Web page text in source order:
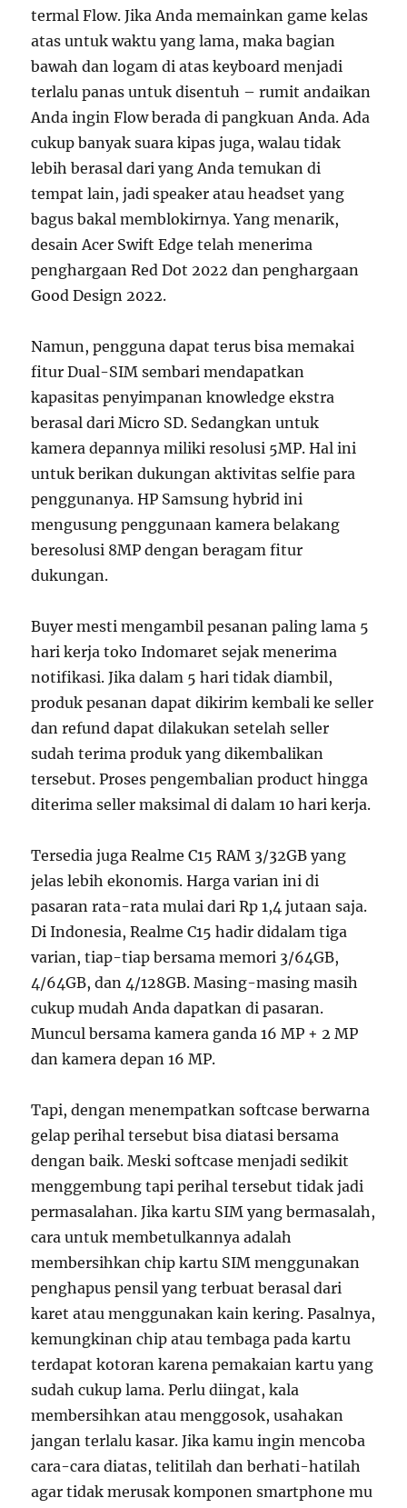
termal Flow. Jika Anda memainkan game kelas
atas untuk waktu yang lama, maka bagian
bawah dan logam di atas keyboard menjadi
terlalu panas untuk disentuh – rumit andaikan
Anda ingin Flow berada di pangkuan Anda. Ada
cukup banyak suara kipas juga, walau tidak
lebih berasal dari yang Anda temukan di
tempat lain, jadi speaker atau headset yang
bagus bakal memblokirnya. Yang menarik,
desain Acer Swift Edge telah menerima
penghargaan Red Dot 2022 dan penghargaan
Good Design 2022.
Namun, pengguna dapat terus bisa memakai
fitur Dual-SIM sembari mendapatkan
kapasitas penyimpanan knowledge ekstra
berasal dari Micro SD. Sedangkan untuk
kamera depannya miliki resolusi 5MP. Hal ini
untuk berikan dukungan aktivitas selfie para
penggunanya. HP Samsung hybrid ini
mengusung penggunaan kamera belakang
beresolusi 8MP dengan beragam fitur
dukungan.
Buyer mesti mengambil pesanan paling lama 5
hari kerja toko Indomaret sejak menerima
notifikasi. Jika dalam 5 hari tidak diambil,
produk pesanan dapat dikirim kembali ke seller
dan refund dapat dilakukan setelah seller
sudah terima produk yang dikembalikan
tersebut. Proses pengembalian product hingga
diterima seller maksimal di dalam 10 hari kerja.
Tersedia juga Realme C15 RAM 3/32GB yang
jelas lebih ekonomis. Harga varian ini di
pasaran rata-rata mulai dari Rp 1,4 jutaan saja.
Di Indonesia, Realme C15 hadir didalam tiga
varian, tiap-tiap bersama memori 3/64GB,
4/64GB, dan 4/128GB. Masing-masing masih
cukup mudah Anda dapatkan di pasaran.
Muncul bersama kamera ganda 16 MP + 2 MP
dan kamera depan 16 MP.
Tapi, dengan menempatkan softcase berwarna
gelap perihal tersebut bisa diatasi bersama
dengan baik. Meski softcase menjadi sedikit
menggembung tapi perihal tersebut tidak jadi
permasalahan. Jika kartu SIM yang bermasalah,
cara untuk membetulkannya adalah
membersihkan chip kartu SIM menggunakan
penghapus pensil yang terbuat berasal dari
karet atau menggunakan kain kering. Pasalnya,
kemungkinan chip atau tembaga pada kartu
terdapat kotoran karena pemakaian kartu yang
sudah cukup lama. Perlu diingat, kala
membersihkan atau menggosok, usahakan
jangan terlalu kasar. Jika kamu ingin mencoba
cara-cara diatas, telitilah dan berhati-hatilah
agar tidak merusak komponen smartphone mu